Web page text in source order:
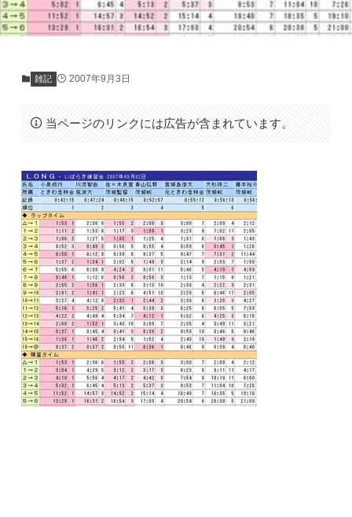
雑記 2007年9月3日
当ページのリンクには広告が含まれています。